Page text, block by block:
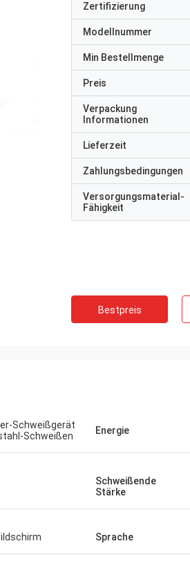
Zertifizierung
Modellnummer
Min Bestellmenge
Preis
Verpackung
Informationen
Lieferzeit
Zahlungsbedingungen
Versorgungsmaterial-
Fähigkeit
Bestpreis
Schweißgerät
Schweißen
Energie
Schweißende
Stärke
Sprache